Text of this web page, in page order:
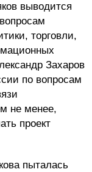
выводится
торговли,
Захаров
по вопросам
не менее,
проект
пыталась